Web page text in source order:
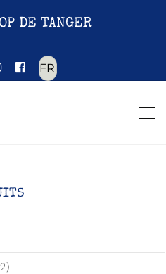
DE TANGER
Choisir
une